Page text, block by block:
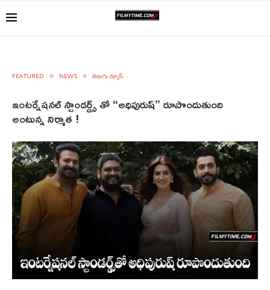
FEATURED NEWS తెలుగు న్యూస్
ఇంటర్నేషనల్ స్టాండర్డ్స్ తో “అధిపురుష్” రూపొందుతుంది
అంటున్న నిర్మాత !